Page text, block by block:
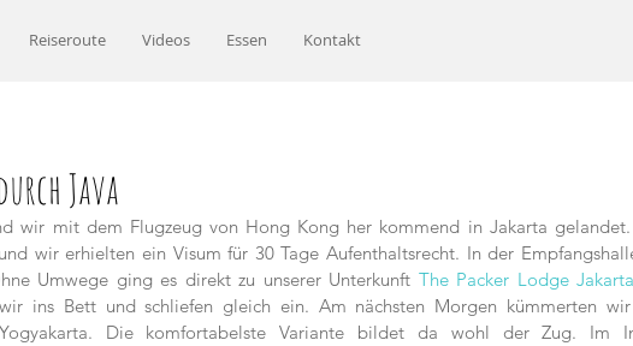
Reiseroute Videos Essen Kontakt
Java
wir mit dem Flugzeug von Hong Kong her kommend in Jakarta
wir erhielten ein Visum für 30 Tage Aufenthaltsrecht. In der
Umwege ging es direkt zu unserer Unterkunft The Packer Lodge Jakarta
ins Bett und schliefen gleich ein. Am nächsten Morgen kümmerten
Die komfortabelste Variante bildet da wohl der Zug. Im